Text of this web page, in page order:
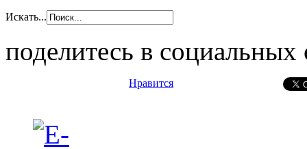
Искать...
поделитесь в социальных
Нравится